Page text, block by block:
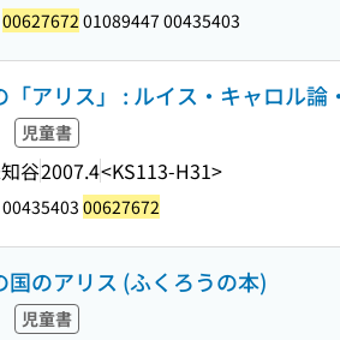
00627672 01089447 00435403
「アリス」 : ルイス・キャロル論
児童書
谷2007.4<KS113-H31>
00435403 00627672
国のアリス (ふくろうの本)
児童書